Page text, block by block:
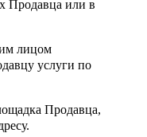
Продавца или в
лицом
услуги по
Продавца,